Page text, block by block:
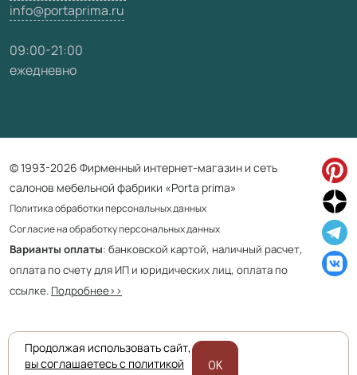
info@portaprima.ru
09:00-21:00
ежедневно
© 1993-2026 Фирменный интернет-магазин и сеть
салонов мебельной фабрики «Porta prima»
Политика обработки персональных данных
Согласие на обработку персональных данных
Варианты оплаты: банковской картой, наличный расчет,
оплата по счету для ИП и юридических лиц, оплата по
ссылке. Подробнее>>
Приведенная на сайте информация не является публичной офертой
Продолжая использовать сайт,
вы соглашаетесь с политикой
OK